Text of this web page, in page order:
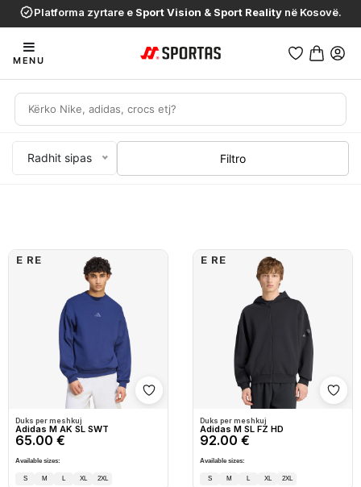
Platforma zyrtare e Sport Vision & Sport Reality në Kosovë.
MENU
Radhit sipas Filtro
Shto në wishlist
E RE
Duks per meshkuj
Adidas M AK SL SWT
65.00 €
Available sizes:
S M L XL 2XL
E RE
Duks per meshkuj
Adidas M SL FZ HD
92.00 €
Available sizes:
S M L XL 2XL